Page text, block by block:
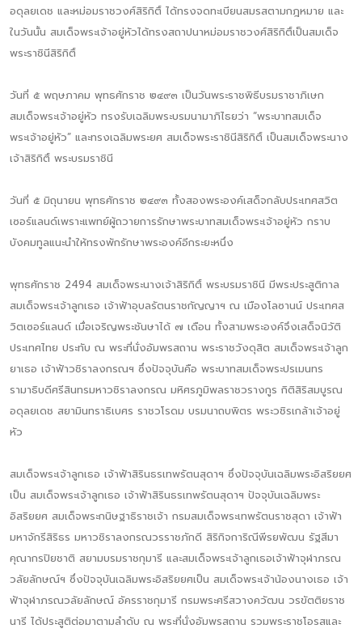
อดุลยเดช และหม่อมราชวงศ์สิริกิติ์ ได้ทรงจดทะเบียนสมรสตามกฎหมาย และ
ในวันนั้น สมเด็จพระเจ้าอยู่หัวได้ทรงสถาปนาหม่อมราชวงศ์สิริกิติ์เป็นสมเด็จ
พระราชินีสิริกิติ์
วันที่ ๕ พฤษภาคม พุทธศักราช ๒๔๙๓ เป็นวันพระราชพิธีบรมราชาภิเษก
สมเด็จพระเจ้าอยู่หัว ทรงรับเฉลิมพระบรมนามาภิไธยว่า “พระบาทสมเด็จ
พระเจ้าอยู่หัว” และทรงเฉลิมพระยศ สมเด็จพระราชินีสิริกิติ์ เป็นสมเด็จพระนาง
เจ้าสิริกิติ์ พระบรมราชินี
วันที่ ๕ มิถุนายน พุทธศักราช ๒๔๙๓ ทั้งสองพระองค์เสด็จกลับประเทศสวิต
เซอร์แลนด์เพราะแพทย์ผู้ถวายการรักษาพระบาทสมเด็จพระเจ้าอยู่หัว กราบ
บังคมทูลแนะนำให้ทรงพักรักษาพระองค์อีกระยะหนึ่ง
พุทธศักราช 2494 สมเด็จพระนางเจ้าสิริกิติ์ พระบรมราชินี มีพระประสูติกาล
สมเด็จพระเจ้าลูกเธอ เจ้าฟ้าอุบลรัตนราชกัญญาฯ ณ เมืองโลซานน์ ประเทศส
วิตเซอร์แลนด์ เมื่อเจริญพระชันษาได้ ๗ เดือน ทั้งสามพระองค์จึงเสด็จนิวัติ
ประเทศไทย ประทับ ณ พระที่นั่งอัมพรสถาน พระราชวังดุสิต สมเด็จพระเจ้าลูก
ยาเธอ เจ้าฟ้าวชิราลงกรณฯ ซึ่งปัจจุบันคือ พระบาทสมเด็จพระปรเมนทร
รามาธิบดีศรีสินทรมหาวชิราลงกรณ มหิศรภูมิพลราชวรางกูร กิติสิริสมบูรณ
อดุลยเดช สยามินทราธิเบศร ราชวโรดม บรมนาถบพิตร พระวชิรเกล้าเจ้าอยู่
หัว
สมเด็จพระเจ้าลูกเธอ เจ้าฟ้าสิรินธรเทพรัตนสุดาฯ ซึ่งปัจจุบันเฉลิมพระอิสริยยศ
เป็น สมเด็จพระเจ้าลูกเธอ เจ้าฟ้าสิรินธรเทพรัตนสุดาฯ ปัจจุบันเฉลิมพระ
อิสริยยศ สมเด็จพระกนิษฐาธิราชเจ้า กรมสมเด็จพระเทพรัตนราชสุดา เจ้าฟ้า
มหาจักรีสิริธร มหาวชิราลงกรณวรราชภักดี สิริกิจการิณีพีรยพัฒน รัฐสีมา
คุณากรปิยชาติ สยามบรมราชกุมารี และสมเด็จพระเจ้าลูกเธอเจ้าฟ้าจุฬาภรณ
วลัยลักษณ์ฯ ซึ่งปัจจุบันเฉลิมพระอิสริยยศเป็น สมเด็จพระเจ้าน้องนางเธอ เจ้า
ฟ้าจุฬาภรณวลัยลักษณ์ อัครราชกุมารี กรมพระศรีสวางควัฒน วรขัตติยราช
นารี ได้ประสูติต่อมาตามลำดับ ณ พระที่นั่งอัมพรสถาน รวมพระราชโอรสและ